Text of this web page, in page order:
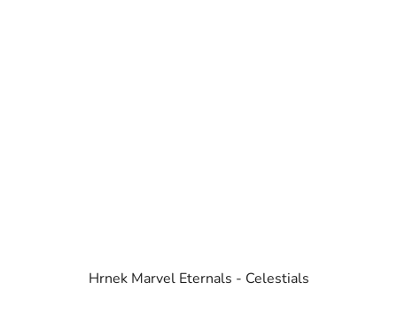
Hrnek Marvel Eternals - Celestials